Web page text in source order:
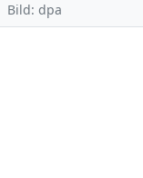
Bild: dpa